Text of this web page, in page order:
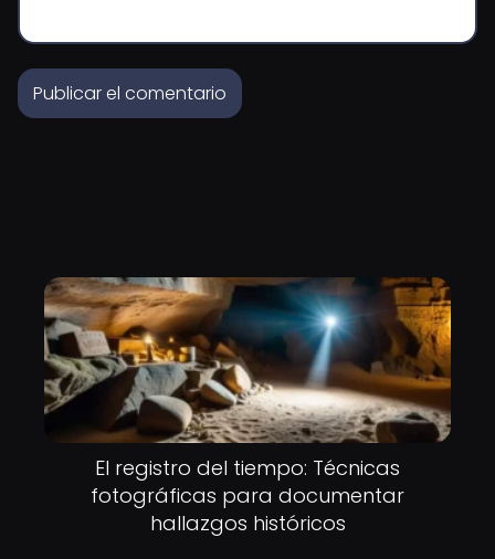
El registro del tiempo: Técnicas
fotográficas para documentar
hallazgos históricos